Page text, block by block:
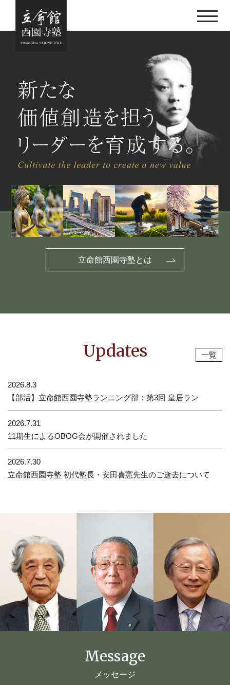
立命館西園寺塾とは
Updates 一覧
2026.8.3
【部活】立命館西園寺塾ランニング部：第3回 皇居ラン
2026.7.31
11期生によるOBOG会が開催されました
2026.7.30
立命館西園寺塾 初代塾長・安田喜憲先生のご逝去について
Message
メッセージ